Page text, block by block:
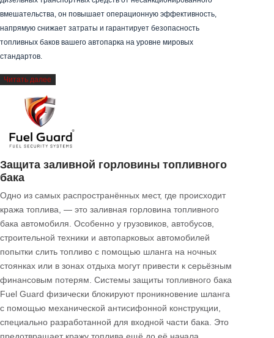
В таких отраслях, как логистика, строительство, горнодобыча,
сельское хозяйство и коммунальные услуги, топливо составляет
значительную часть операционных расходов. Когда топливные
баки транспортных средств, таких как грузовики, фуры, тракторы
и строительная техника, остаются без защиты, бизнес
Fuel Guardустраняет этот риск с помощью разработанных им
передовых технологических систем защиты. Обеспечивая защиту
топливных баков и критически важных узлов всех бензиновых и
дизельных транспортных средств от несанкционированного
вмешательства, он повышает операционную эффективность,
напрямую снижает затраты и гарантирует безопасность
топливных баков вашего автопарка на уровне мировых
стандартов.
Читать далее